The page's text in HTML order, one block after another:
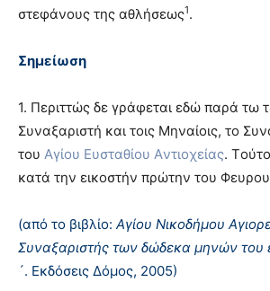
στεφάνους της αθλήσεως1.
Σημείωση
1. Περιττώς δε γράφεται εδώ παρά τω
Συναξαριστή και τοις Mηναίοις, το
του Aγίου Eυσταθίου Aντιοχείας.
κατά την εικοστήν πρώτην του
(από το βιβλίο: Αγίου Νικοδήμου
Συναξαριστής των δώδεκα μηνών του
´. Εκδόσεις Δόμος, 2005)